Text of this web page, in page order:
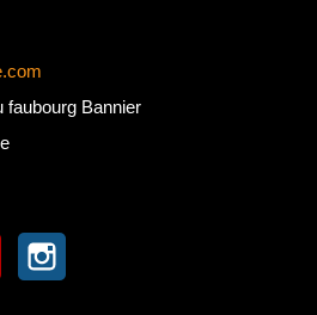
faubourg Bannier
YouTube